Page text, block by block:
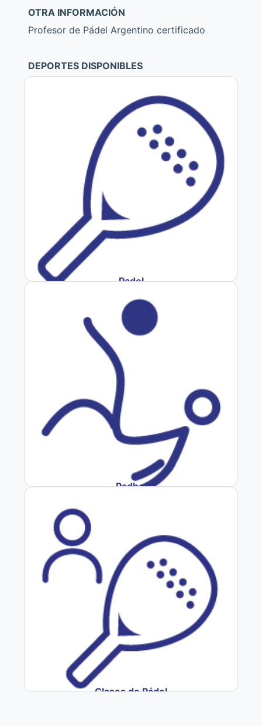
OTRA INFORMACIÓN
Profesor de Pádel Argentino certificado
DEPORTES DISPONIBLES
Padel
Padbol
Clases de Pádel